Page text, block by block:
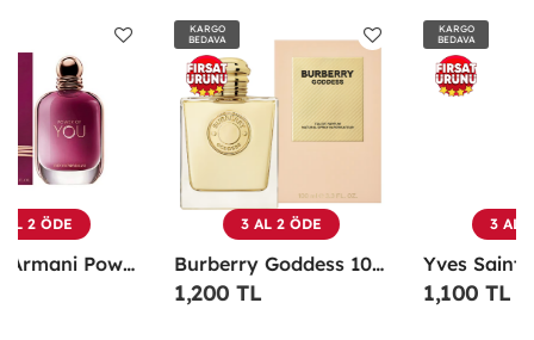
Burberry Goddess 100 ML EDP Kadın Parfümü -
BEDAVA
Yves Saint Laurent Libre EDP 90 Ml Kadın Parfüm - YSLL